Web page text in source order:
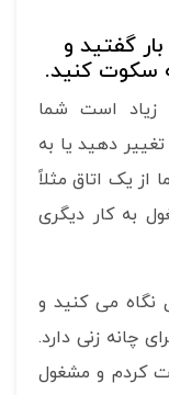
گفتید و
سکوت کنید.
زیاد است شما
دهید یا به
یک اتاق مثلاً
به کار دیگری
نگاه می کنید و
چانه زنی دارد.
کردم و مشغول